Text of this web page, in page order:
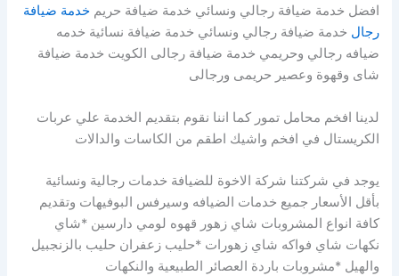
افضل خدمة ضيافة رجالي ونسائي خدمة ضيافة حريمخدمة ضيافة
رجال خدمة ضيافة رجالي ونسائي خدمة ضيافة نسائية خدمه
ضيافه رجالي وحريمي خدمة ضيافة رجالى الكويت خدمة ضيافة
شاى وقهوة وعصير حريمى ورجالى
لدينا افخم محامل تمور كما اننا نقوم بتقديم الخدمة علي عربات
الكريستال في افخم واشيك اطقم من الكاسات والدالات
يوجد في شركتنا شركة الاخوة للضيافة خدمات رجالية ونسائية
بأقل الأسعار جميع خدمات الضيافه وسيرفس البوفيهات وتقديم
كافة انواع المشروبات شاي زهور قهوه لومي دارسين *شاي
نكهات شاي فواكه شاي زهورات *حليب زعفران حليب بالزنجبيل
والهيل *مشروبات باردة العصائر الطبيعية والنكهات